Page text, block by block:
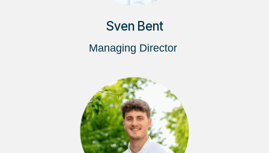
Sven Bent
Managing Director